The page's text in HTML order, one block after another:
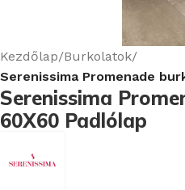
Kezdőlap Burkolatok
Serenissima Promenade
Serenissima
60X60 Padlólap